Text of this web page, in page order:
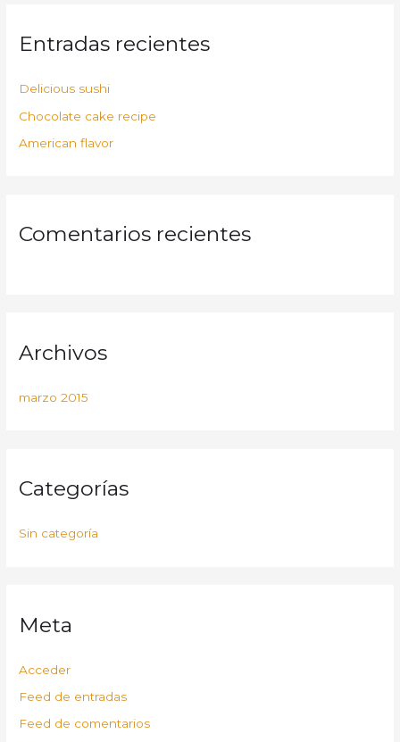
a
p
o
r
Entradas recientes
Delicious sushi
Chocolate cake recipe
American flavor
Comentarios recientes
Archivos
marzo 2015
Categorías
Sin categoría
Meta
Acceder
Feed de entradas
Feed de comentarios